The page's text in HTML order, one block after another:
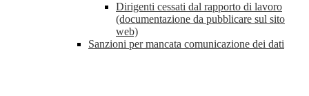
Dirigenti cessati dal rapporto di lavoro
(documentazione da pubblicare sul sito
web)
Sanzioni per mancata comunicazione dei dati